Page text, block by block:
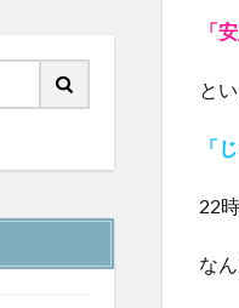
「
と
「
22
な